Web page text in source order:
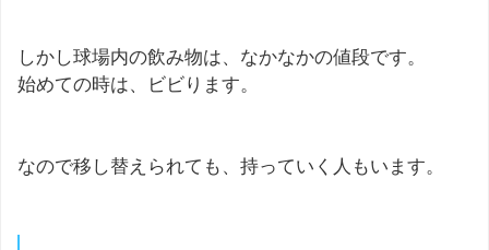
しかし球場内の飲み物は、なかなかの値段です。
始めての時は、ビビります。
なので移し替えられても、持っていく人もいます。